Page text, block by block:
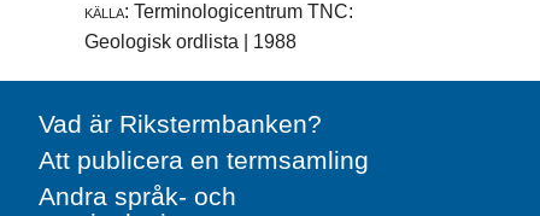
källa: Terminologicentrum TNC:
Geologisk ordlista | 1988
Vad är Rikstermbanken?
Att publicera en termsamling
Andra språk- och